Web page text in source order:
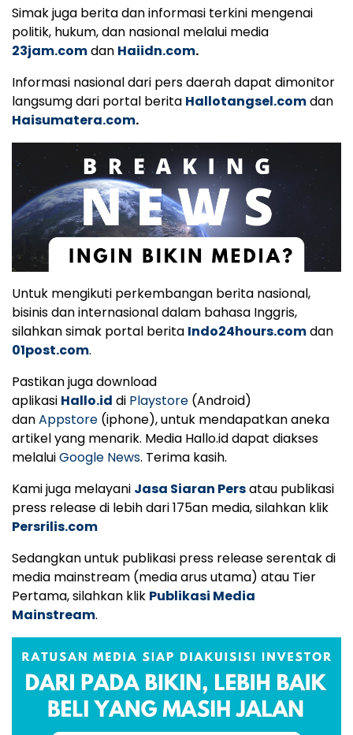
Simak juga berita dan informasi terkini mengenai
politik, hukum, dan nasional melalui media
23jam.comdan Haiidn.com.
Informasi nasional dari pers daerah dapat dimonitor
langsumg dari portal berita Hallotangsel.comdan
Haisumatera.com.
Untuk mengikuti perkembangan berita nasional,
bisinis dan internasional dalam bahasa Inggris,
silahkan simak portal berita Indo24hours.comdan
01post.com.
Pastikan juga download
aplikasi Hallo.id di Playstore (Android)
danAppstore (iphone), untuk mendapatkan aneka
artikel yang menarik. Media Hallo.id dapat diakses
melaluiGoogle News. Terima kasih.
Kami juga melayani Jasa Siaran Persatau publikasi
press release di lebih dari 175an media, silahkan klik
Persrilis.com
Sedangkan untuk publikasi press release serentak di
media mainstream (media arus utama) atau Tier
Pertama, silahkan klik Publikasi Media
Mainstream.